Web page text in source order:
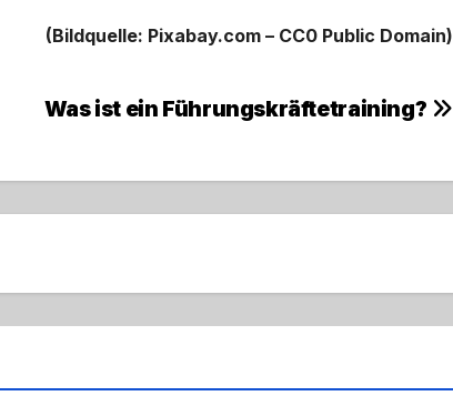
(Bildquelle: Pixabay.com – CC0 Public Domain)
Was ist ein Führungskräftetraining?